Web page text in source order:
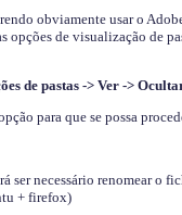
obviamente usar o
opções de visualização de
de pastas -> Ver ->
para que se possa
ser necessário renomear o
+ firefox)